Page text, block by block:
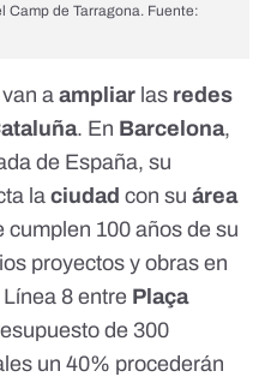
Camp de Tarragona. Fuente:
a ampliar las redes
. En Barcelona,
de España, su
la ciudad con su área
cumplen 100 años de su
proyectos y obras en
Línea 8 entre Plaça
de 300
un 40% procederán